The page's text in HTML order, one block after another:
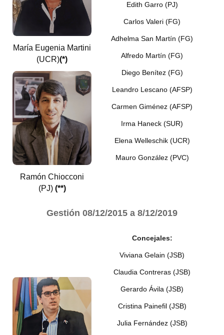
María Eugenia Martini
(UCR)(*)
Ramón Chiocconi
(PJ) (**)
Edith Garro (PJ)
Carlos Valeri (FG)
Adhelma San Martín (FG)
Alfredo Martín (FG)
Diego Benítez (FG)
Leandro Lescano (AFSP)
Carmen Giménez (AFSP)
Irma Haneck (SUR)
Elena Welleschik (UCR)
Mauro González (PVC)
Gestión 08/12/2015 a 8/12/2019
Concejales:
Viviana Gelain (JSB)
Claudia Contreras (JSB)
Gerardo Ávila (JSB)
Cristina Painefil (JSB)
Julia Fernández (JSB)